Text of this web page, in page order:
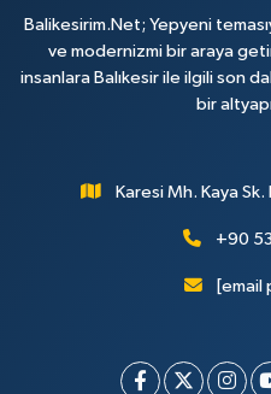
Balikesirim.Net; Yepyeni
ve modernizmi bir araya
insanlara Balıkesir ile ilgili son
bir
Karesi Mh. Kaya Sk.
+90